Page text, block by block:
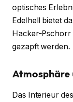
optisches
Edelhell bietet
Hacker-Pschorr
gezapft werden.
Atmosphäre
Das Interieur